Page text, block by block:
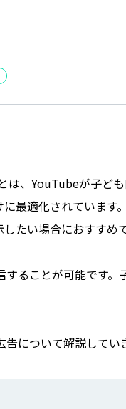
、YouTubeが子ど
最適化されていま
たい場合におすすめで
ることが可能です
について解説してい